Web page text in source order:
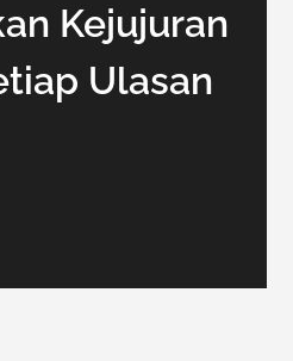
Kejujuran
Ulasan